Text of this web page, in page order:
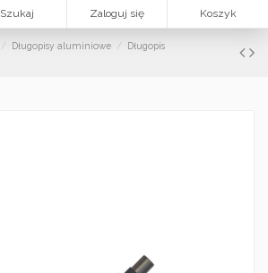
Szukaj Zaloguj się Koszyk
Długopisy aluminiowe
Długopis